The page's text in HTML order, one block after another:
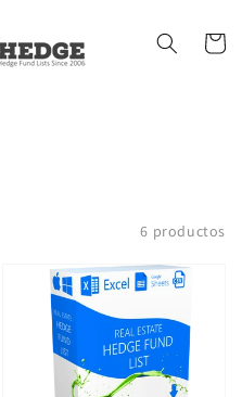
Carrito
6 productos